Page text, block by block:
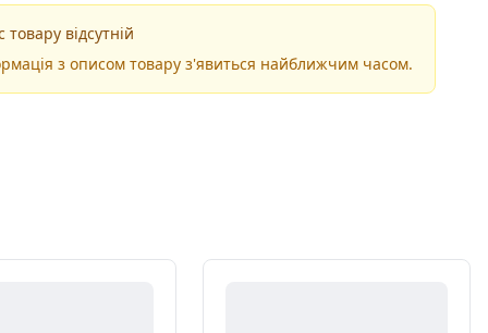
товару відсутній
з описом товару з'явиться найближчим часом.